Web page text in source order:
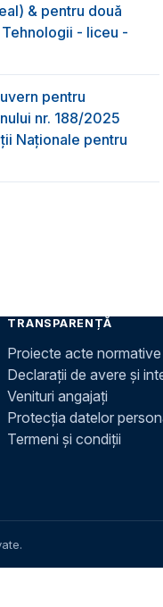
& pentru două
- liceu -
pentru
nr. 188/2025
Naţionale pentru
TRANSPARENȚĂ
Proiecte acte normative
Declarații de avere și
Venituri angajați
Protecția datelor
Termeni și condiții